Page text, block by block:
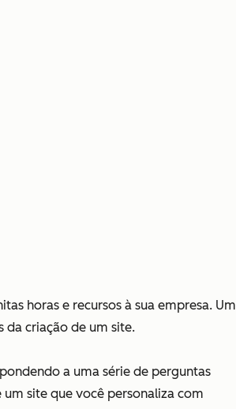
horas e recursos à sua empresa. Um
da criação de um site.
a uma série de perguntas
site que você personaliza com